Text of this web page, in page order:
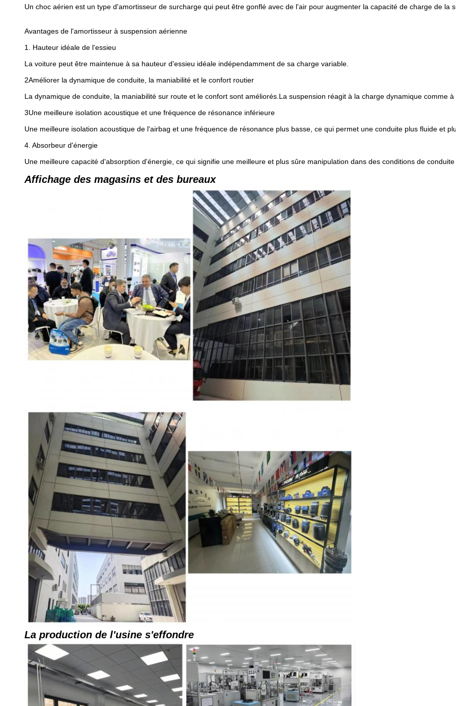
Un choc aérien est un type d'amortisseur de surcharge qui peut être gonflé avec de l'air pour augmenter la capacité de charge de la
Avantages de l'amortisseur à suspension aérienne
1. Hauteur idéale de l'essieu
La voiture peut être maintenue à sa hauteur d'essieu idéale indépendamment de sa charge variable.
2Améliorer la dynamique de conduite, la maniabilité et le confort routier
La dynamique de conduite, la maniabilité sur route et le confort sont améliorés.La suspension réagit à la charge dynamique comme à
3Une meilleure isolation acoustique et une fréquence de résonance inférieure
Une meilleure isolation acoustique de l'airbag et une fréquence de résonance plus basse, ce qui permet une conduite plus fluide et
4. Absorbeur d'énergie
Une meilleure capacité d'absorption d'énergie, ce qui signifie une meilleure et plus sûre manipulation dans des conditions de conduite
Affichage des magasins et des bureaux
La production de l'usine s'effondre